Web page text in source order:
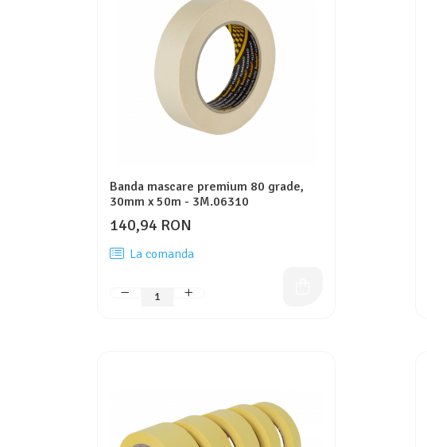
Banda mascare premium 80 grade,
30mm x 50m - 3M.06310
140,94 RON
La comanda